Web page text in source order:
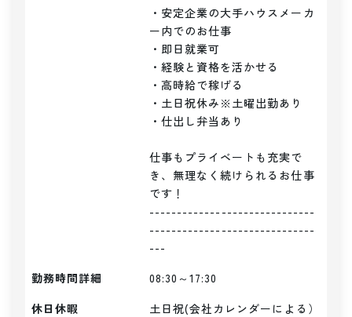
・安定企業の大手ハウスメーカ
ー内でのお仕事
・即日就業可
・経験と資格を活かせる
・高時給で稼げる
・土日祝休み※土曜出勤あり
・仕出し弁当あり
仕事もプライベートも充実で
き、無理なく続けられるお仕事
です！
------------------------------
------------------------------
勤務時間詳細
08:30～17:30
休日休暇
土日祝(会社カレンダーによる）